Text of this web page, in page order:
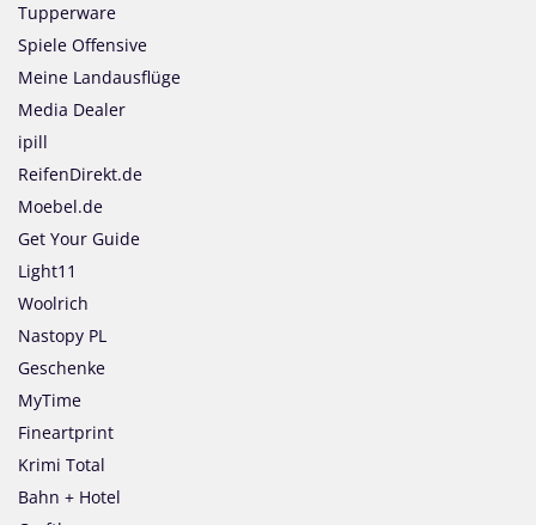
Tupperware
Spiele Offensive
Meine Landausflüge
Media Dealer
ipill
ReifenDirekt.de
Moebel.de
Get Your Guide
Light11
Woolrich
Nastopy PL
Geschenke
MyTime
Fineartprint
Krimi Total
Bahn + Hotel